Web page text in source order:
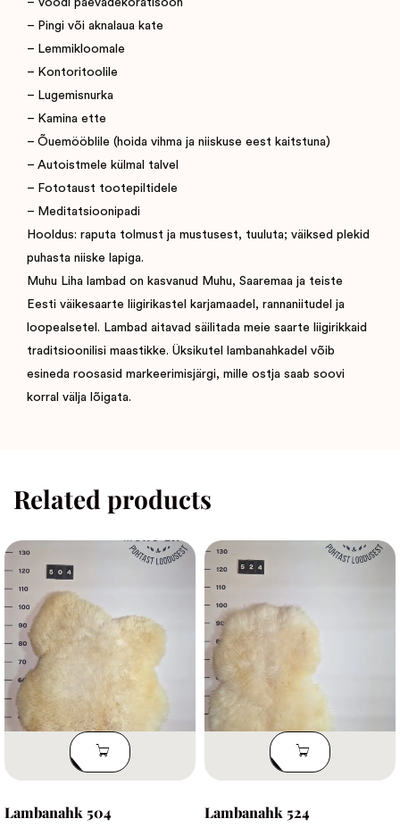
– Pingi või aknalaua kate
– Lemmikloomale
– Kontoritoolile
– Lugemisnurka
– Kamina ette
– Õuemööblile (hoida vihma ja niiskuse eest kaitstuna)
– Autoistmele külmal talvel
– Fototaust tootepiltidele
– Meditatsioonipadi
Hooldus: raputa tolmust ja mustusest, tuuluta; väiksed plekid
puhasta niiske lapiga.
Muhu Liha lambad on kasvanud Muhu, Saaremaa ja teiste
Eesti väikesaarte liigirikastel karjamaadel, rannaniitudel ja
loopealsetel. Lambad aitavad säilitada meie saarte liigirikkaid
traditsioonilisi maastikke. Üksikutel lambanahkadel võib
esineda roosasid markeerimisjärgi, mille ostja saab soovi
korral välja lõigata.
Related products
Lambanahk 504 Lambanahk 524